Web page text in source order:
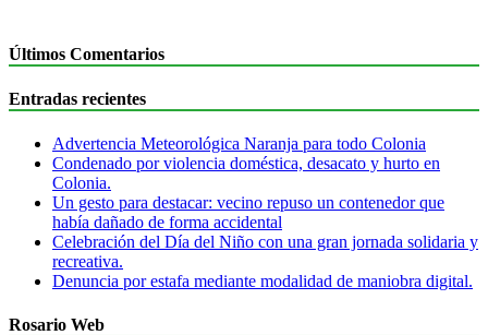
Últimos Comentarios
Entradas recientes
Advertencia Meteorológica Naranja para todo Colonia
Condenado por violencia doméstica, desacato y hurto en
Colonia.
Un gesto para destacar: vecino repuso un contenedor que
había dañado de forma accidental
Celebración del Día del Niño con una gran jornada solidaria y
recreativa.
Denuncia por estafa mediante modalidad de maniobra digital.
Rosario Web